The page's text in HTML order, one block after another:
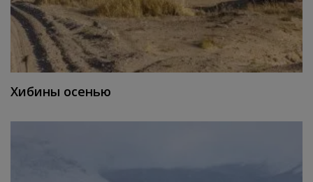
Хибины осенью